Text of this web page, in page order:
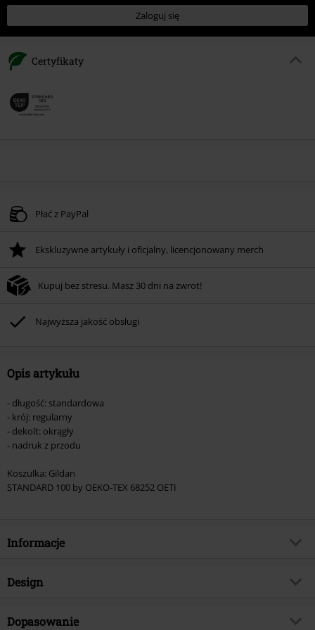
Zaloguj się
Certyfikaty
Płać z PayPal
Ekskluzywne artykuły i oficjalny, licencjonowany merch
Kupuj bez stresu. Masz 30 dni na zwrot!
Najwyższa jakość obsługi
Opis artykułu
- długość: standardowa
- krój: regularny
- dekolt: okrągły
- nadruk z przodu
Koszulka: Gildan
STANDARD 100 by OEKO-TEX 68252 OETI
Informacje
Numer artykułu
Gatunek muzyczny
Design
Rodzaj artykułu
Dopasowanie